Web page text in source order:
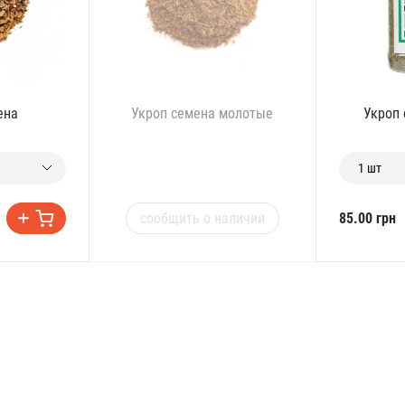
Укроп семена молотые
сообщить о наличии
Укроп
1 шт
85.00 грн